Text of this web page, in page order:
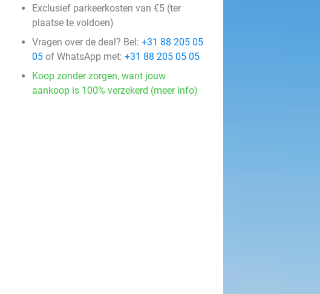
Exclusief parkeerkosten van €5 (ter
plaatse te voldoen)
Vragen over de deal? Bel: +31 88 205 05
05 of WhatsApp met: +31 88 205 05 05
Koop zonder zorgen, want jouw
aankoop is 100% verzekerd (meer info)